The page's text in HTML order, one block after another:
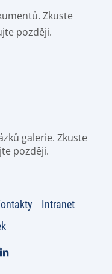
Zkuste
později.
galerie. Zkuste
později.
Intranet